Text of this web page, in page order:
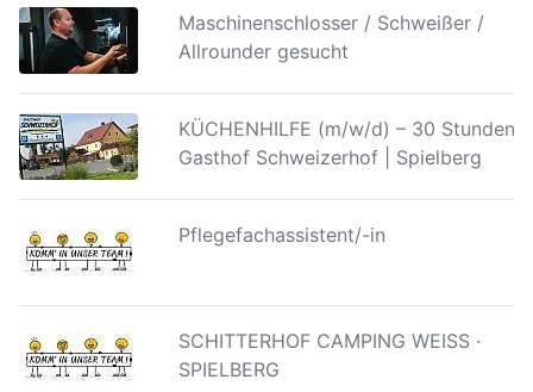
Maschinenschlosser / Schweißer /
Allrounder gesucht
KÜCHENHILFE (m/w/d) – 30 Stunden |
Gasthof Schweizerhof | Spielberg
Pflegefachassistent/-in
SCHITTERHOF CAMPING WEISS ·
SPIELBERG